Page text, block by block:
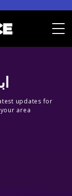
Dream
Big
updates for
area.